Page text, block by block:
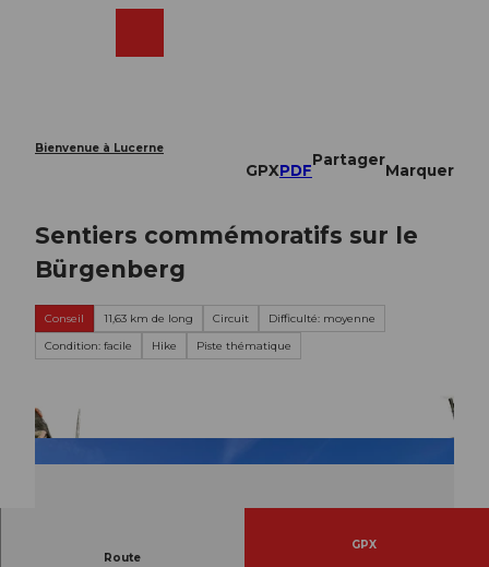
Bienvenue à Lucerne
GPXPDF
Partager
Marquer
Sentiers commémoratifs sur le
Bürgenberg
Conseil 11,63 km de long Circuit
Difficulté: moyenne
Condition: facile
Hike Piste thématique
Route
GPX